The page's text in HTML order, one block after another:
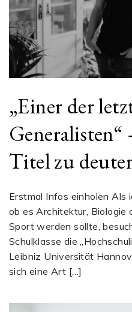
„Einer der
Generalisten“
Titel zu
Erstmal Infos einholen Als
ob es Architektur,
Sport werden sollte,
Schulklasse die
Leibniz Universität
sich eine Art […]